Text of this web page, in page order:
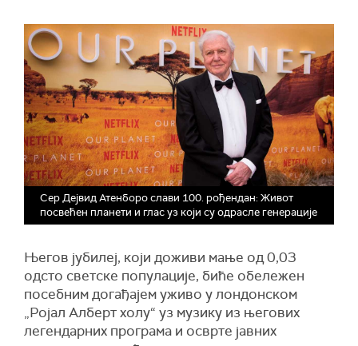
Сер Дејвид Атенборо слави 100. рођендан: Живот
посвећен планети и глас уз који су одрасле генерације
Његов јубилеј, који доживи мање од 0,03
одсто светске популације, биће обележен
посебним догађајем уживо у лондонском
„Ројал Алберт холу“ уз музику из његових
легендарних програма и осврте јавних